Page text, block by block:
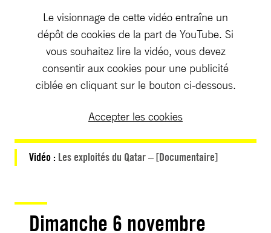
Le visionnage de cette vidéo entraîne un
dépôt de cookies de la part de YouTube. Si
vous souhaitez lire la vidéo, vous devez
consentir aux cookies pour une publicité
ciblée en cliquant sur le bouton ci-dessous.
Accepter les cookies
Vidéo : Les exploités du Qatar – [Documentaire]
Dimanche 6 novembre